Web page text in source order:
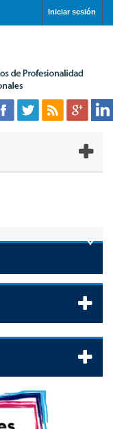
Iniciar sesión